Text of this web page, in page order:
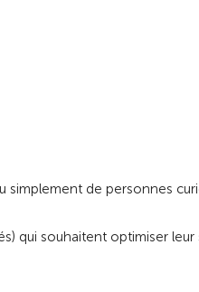
de personnes
qui souhaitent optimiser